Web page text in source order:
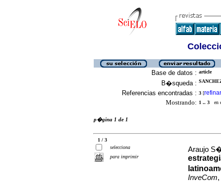
Base de datos : article
B�squeda :
Referencias encontradas : 3 [refinar
Mostrando: 1 .. 3 en
p�gina 1 de 1
1 / 3
selecciona
para imprimir
Araujo
InveCom